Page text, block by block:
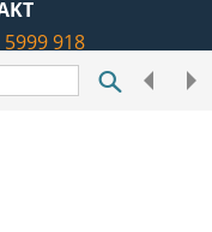
5999 918